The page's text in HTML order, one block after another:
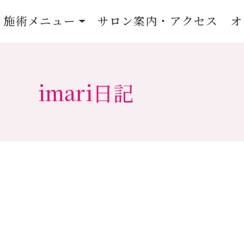
施術メニュー サロン案内・アクセス
imari日記